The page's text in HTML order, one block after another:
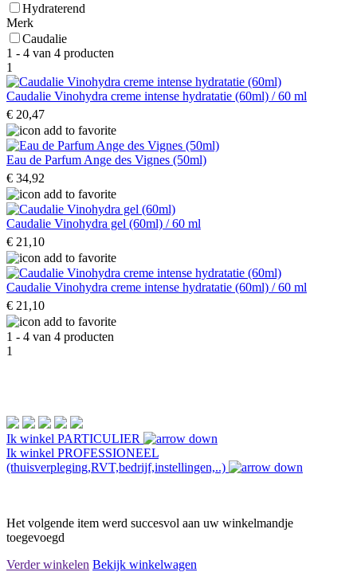
Hydraterend
Merk
Caudalie
1 - 4 van 4 producten
1
Caudalie Vinohydra creme intense hydratatie (60ml) / 60 ml
€ 20,47
Eau de Parfum Ange des Vignes (50ml)
€ 34,92
Caudalie Vinohydra gel (60ml) / 60 ml
€ 21,10
Caudalie Vinohydra creme intense hydratatie (60ml) / 60 ml
€ 21,10
1 - 4 van 4 producten
1
Ik winkel PARTICULIER
Ik winkel PROFESSIONEEL
(thuisverpleging,RVT,bedrijf,instellingen,..)
Het volgende item werd succesvol aan uw winkelmandje
toegevoegd
Verder winkelen Bekijk winkelwagen